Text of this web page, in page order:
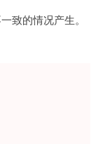
致的情况产生。